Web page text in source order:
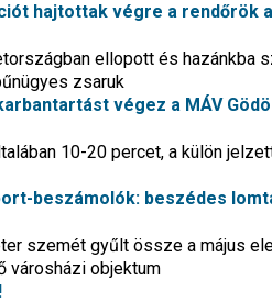
hajtottak végre a rendőrök
ellopott és hazánkba
zsaruk
végez a MÁV
10-20 percet, a külön
beszámolók: beszédes
szemét gyűlt össze a május
városházi objektum